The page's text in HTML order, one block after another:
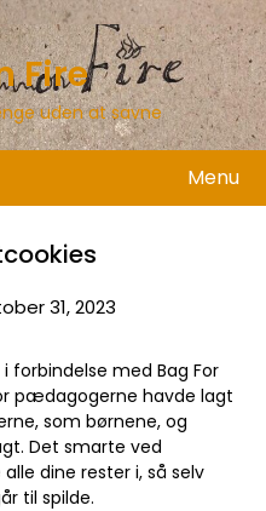
Fire
uden at savne
Menu
31, 2023
forbindelse med Bag For
pædagogerne havde lagt
som børnene, og
Det smarte ved
dine rester i, så selv
til spilde.